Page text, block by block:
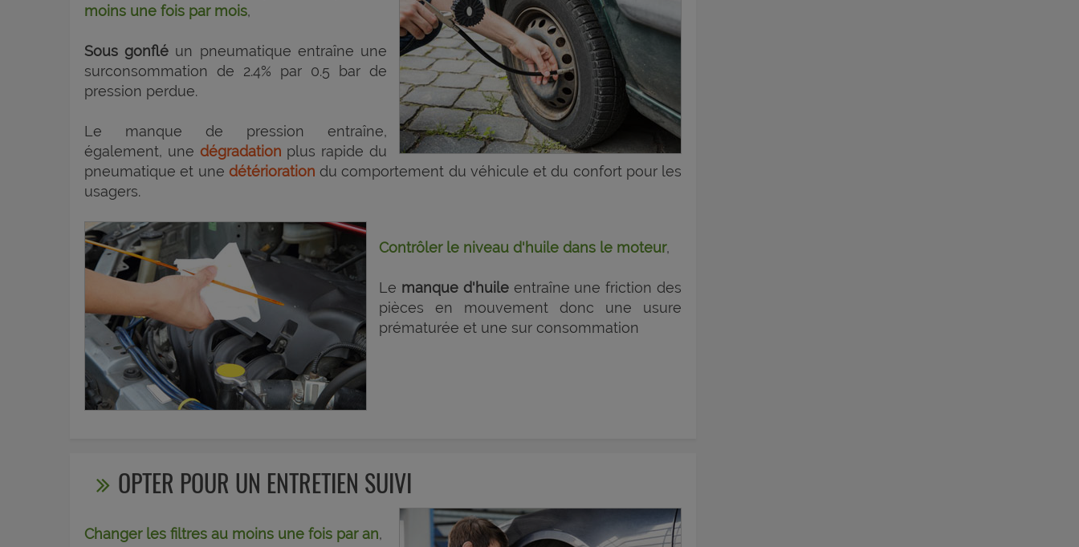
moins une fois par mois,
Sous gonflé un pneumatique entraîne une
surconsommation de 2.4% par 0.5 bar de
pression perdue.
Le manque de pression entraîne,
également, une dégradation plus rapide du
pneumatique et une détérioration du comportement du véhicule et du confort pour les
usagers.
Contrôler le niveau d'huile dans le moteur,
Le manque d'huile entraîne une friction des
pièces en mouvement donc une usure
prématurée et une sur consommation
OPTER POUR UN ENTRETIEN SUIVI
Changer les filtres au moins une fois par an,